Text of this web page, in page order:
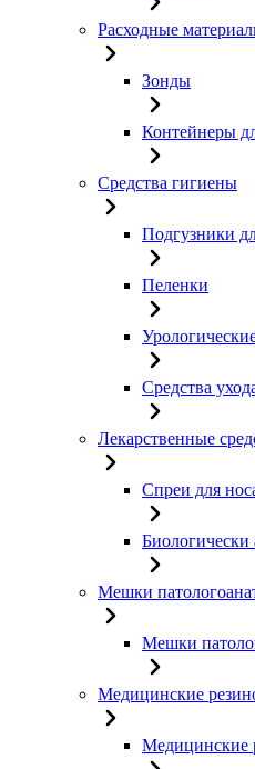
Расходные
Зонды
Контейнеры
Средства гигиены
Подгузники
Пеленки
Средства
Лекарственные
Спреи для
Биологически
Мешки
Мешки
Медицинские
Медицинские